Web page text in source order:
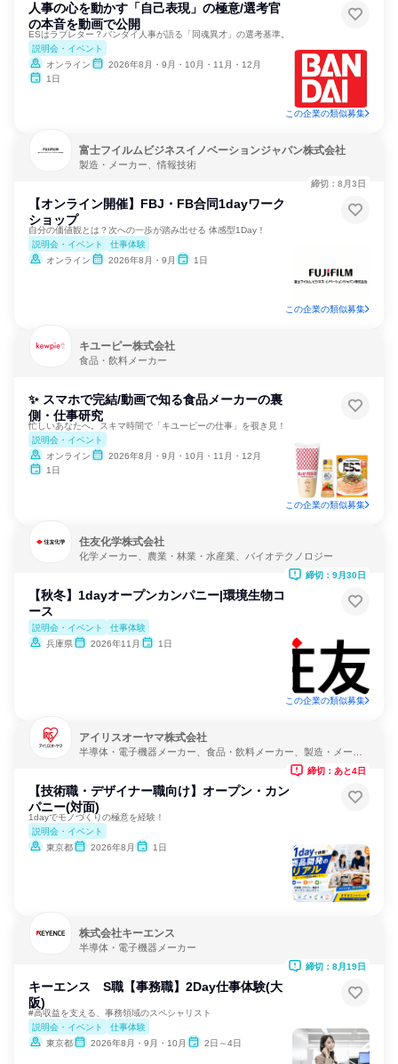
人事の心を動かす「自己表現」の極意/選考官
の本音を動画で公開
ESはラブレター？バンダイ人事が語る「同魂異才」の選考基準。
説明会・イベント
オンライン
2026年8月・9月・10月・11月・12月
1日
この企業の類似募集
富士フイルムビジネスイノベーションジャパン株式会社
製造・メーカー、情報技術
【オンライン開催】FBJ・FB合同1dayワーク
ショップ
自分の価値観とは？次への一歩が踏み出せる 体感型1Day！
説明会・イベント
仕事体験
オンライン
2026年8月・9月 1日
締切：8月3日
この企業の類似募集
キユーピー株式会社
食品・飲料メーカー
✨ スマホで完結/動画で知る食品メーカーの裏
側・仕事研究
忙しいあなたへ。スキマ時間で「キユーピーの仕事」を覗き見！
説明会・イベント
オンライン
2026年8月・9月・10月・11月・12月
1日
この企業の類似募集
住友化学株式会社
化学メーカー、農業・林業・水産業、バイオテクノロジー
【秋冬】1dayオープンカンパニー|環境生物コ
ース
説明会・イベント
仕事体験
兵庫県
2026年11月 1日
締切：9月30日
この企業の類似募集
アイリスオーヤマ株式会社
半導体・電子機器メーカー、食品・飲料メーカー、製造・メーカ
【技術職・デザイナー職向け】オープン・カン
パニー(対面)
1dayでモノづくりの極意を経験！
説明会・イベント
東京都
2026年8月 1日
締切：あと4日
株式会社キーエンス
半導体・電子機器メーカー
キーエンス S職【事務職】2Day仕事体験(大
阪)
#高収益を支える、事務領域のスペシャリスト
説明会・イベント
仕事体験
東京都
2026年8月・9月・10月 2日～4日
締切：8月19日